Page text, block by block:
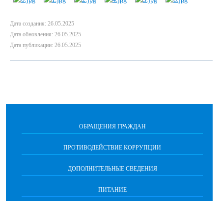
Дата создания: 26.05.2025
Дата обновления: 26.05.2025
Дата публикации: 26.05.2025
ОБРАЩЕНИЯ ГРАЖДАН
ПРОТИВОДЕЙСТВИЕ КОРРУПЦИИ
ДОПОЛНИТЕЛЬНЫЕ СВЕДЕНИЯ
ПИТАНИЕ